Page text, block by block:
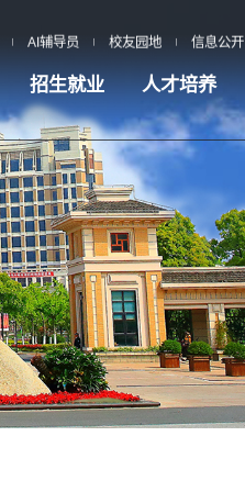
AI辅导员 校友园地 信息公开
招生就业 人才培养